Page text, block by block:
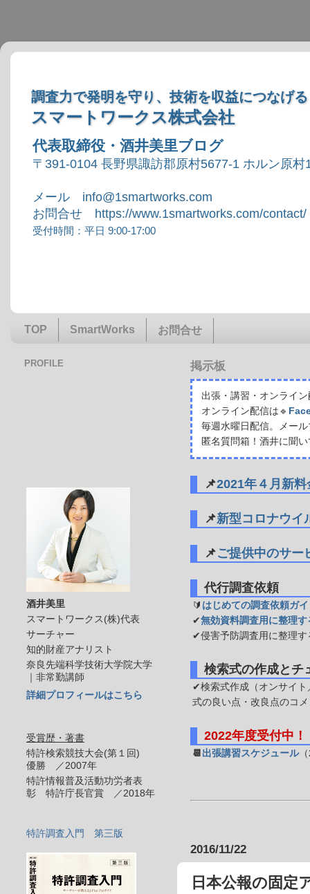
調査力で発明を守り、技術を収益につなげる
スマートワークス株式会社
代表取締役・酒井美里ブログ
〒391-0104 長野県諏訪郡原村5677-1 ホルン原村
メール info@1smartworks.com
お問合せ https://www.1smartworks.com/contact/
受付時間：平日 9:00-17:00
TOP SmartWorks お問合せ
掲示板
出張・講習・オンライ
オンライン配信は🔹
毎週水曜日配信。メー
匿名質問箱！酒井に聞
📌2021年４月新
📌新型コロナウイ
📌ご提供中のサー
代行調査依頼
🔰 はじめての調査依頼ガ
✔無効資料調査用に整理
✔侵害予防調査用に整理す
検索式の作成とチ
✔検索式作成（オンサイト
式の良い点・改良点のコ
2022年度受付中！
📆 出張講習スケジュール
2016/11/22
日本公報の固定
PROFILE
酒井美里
スマートワークス(株)代表
サーチャー
知的財産アナリスト
奈良先端科学技術大学院大学
｜非常勤講師
詳細プロフィールはこちら
受賞歴・著書
特許検索競技大会(第１回)
優勝 ／2007年
特許情報普及活動功労者表
彰 特許庁長官賞 ／2018年
特許調査入門 第三版